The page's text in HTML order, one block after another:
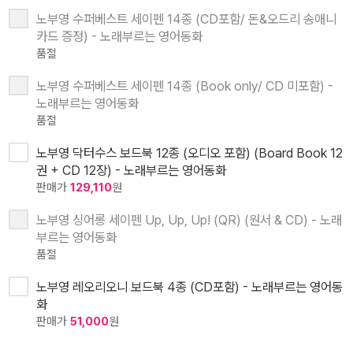
노부영 수퍼베스트 세이펜 14종 (CD포함/ 돈&오드리 송애니
카드 증정) - 노래부르는 영어동화
품절
노부영 수퍼베스트 세이펜 14종 (Book only/ CD 미포함) -
노래부르는 영어동화
품절
노부영 닥터수스 보드북 12종 (오디오 포함) (Board Book 12
권 + CD 12장) - 노래부르는 영어동화
판매가 129,110원
노부영 싱어롱 세이펜 Up, Up, Up! (QR) (원서 & CD) - 노래
부르는 영어동화
품절
노부영 레오리오니 보드북 4종 (CD포함) - 노래부르는 영어동
화
판매가 51,000원